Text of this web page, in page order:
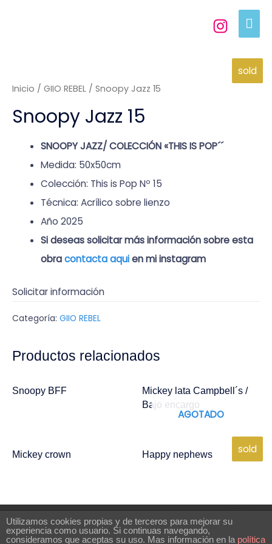
sold
Inicio / GIIO REBEL / Snoopy Jazz 15
Snoopy Jazz 15
SNOOPY JAZZ/ COLECCIÓN «THIS IS POP´´
Medida: 50x50cm
Colección: This is Pop Nº 15
Técnica: Acrílico sobre lienzo
Año 2025
Si deseas solicitar más información sobre esta
obracontacta aqui en mi instagram
Solicitar información
Categoría: GIIO REBEL
Productos relacionados
Snoopy BFF
Mickey lata Campbell´s /
Bajo encargo
Mickey crown sold
AGOTADO
Happy nephews
Utilizamos cookies propias y de terceros para mejorar su
experiencia como usuario. Si continuas navegando,
consideramos que aceptas su uso. Mas información en la política